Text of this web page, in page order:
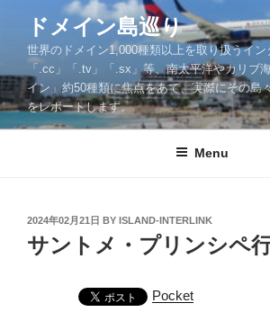
content
ドメイン島巡り
世界のドメイン1,000種類以上を取り扱うイン
「.cc」「.tv」「.sx」等、南太平洋やカリブ
イン」約50種類に焦点をあて、実際にその島
をレポートします。
Menu
POSTED
ON
2024年02月21日 BY ISLAND-INTERLINK
サントメ・プリンシペ
Pocket